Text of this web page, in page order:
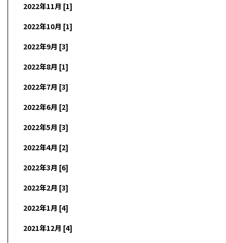
2022年11月 [1]
2022年10月 [1]
2022年9月 [3]
2022年8月 [1]
2022年7月 [3]
2022年6月 [2]
2022年5月 [3]
2022年4月 [2]
2022年3月 [6]
2022年2月 [3]
2022年1月 [4]
2021年12月 [4]